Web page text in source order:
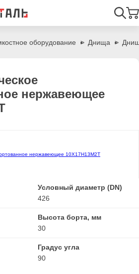
оборудование Днища
нержавеющее
Условный диаметр (DN)
426
Высота борта, мм
30
Градус угла
90